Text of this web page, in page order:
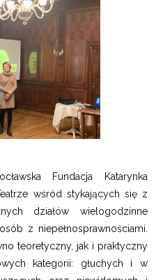
Fundacja Katarynka
wśród stykających się z
działów wielogodzinne
z niepełnosprawnościami.
teoretyczny, jak i praktyczny
kategorii: głuchych i w